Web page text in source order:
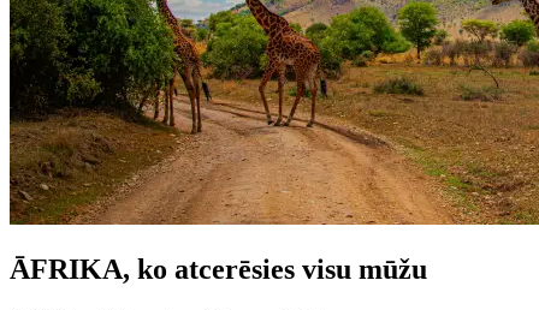
ĀFRIKA, ko atcerēsies visu mūžu